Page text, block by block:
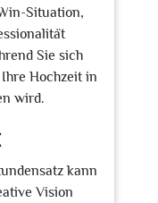
Situation,
Sie sich
Hochzeit in
wird.
kann
Vision